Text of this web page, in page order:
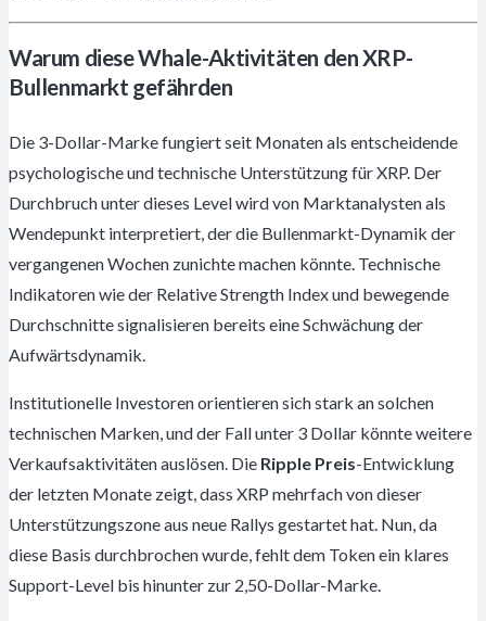
Warum diese Whale-Aktivitäten den XRP-
Bullenmarkt gefährden
Die 3-Dollar-Marke fungiert seit Monaten als entscheidende
psychologische und technische Unterstützung für XRP. Der
Durchbruch unter dieses Level wird von Marktanalysten als
Wendepunkt interpretiert, der die Bullenmarkt-Dynamik der
vergangenen Wochen zunichte machen könnte. Technische
Indikatoren wie der Relative Strength Index und bewegende
Durchschnitte signalisieren bereits eine Schwächung der
Aufwärtsdynamik.
Institutionelle Investoren orientieren sich stark an solchen
technischen Marken, und der Fall unter 3 Dollar könnte weitere
Verkaufsaktivitäten auslösen. Die Ripple Preis-Entwicklung
der letzten Monate zeigt, dass XRP mehrfach von dieser
Unterstützungszone aus neue Rallys gestartet hat. Nun, da
diese Basis durchbrochen wurde, fehlt dem Token ein klares
Support-Level bis hinunter zur 2,50-Dollar-Marke.